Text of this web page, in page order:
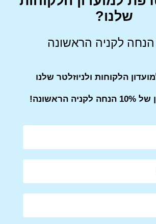
Tweet
Share on Facebook
Pin
Mail This Product
שלנו?
הלקוחות ולניוזלטר שלנו
הראשונה!